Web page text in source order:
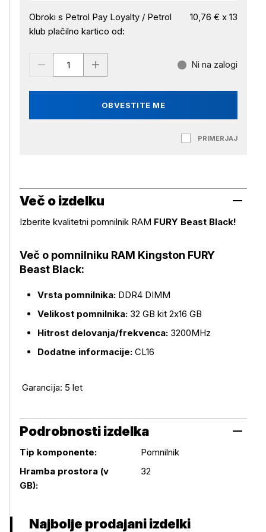
Obroki s Petrol Pay Loyalty / Petrol
klub plačilno kartico od:
10,76 € x 13
OBVESTITE ME
Ni na zalogi
PRIMERJAJ
Več o izdelku
Več o izdelku
Izberite kvalitetni pomnilnik RAM FURY Beast Black!
Več o pomnilniku RAM Kingston FURY
Beast Black:
Vrsta pomnilnika: DDR4 DIMM
Velikost pomnilnika: 32 GB kit 2x16 GB
Hitrost delovanja/frekvenca: 3200MHz
Dodatne informacije: CL16
Garancija: 5 let
Podrobnosti izdelka
Podrobnosti izdelka
Tip komponente:
Pomnilnik
Hramba prostora (v
GB):
32
Najbolje prodajani izdelki